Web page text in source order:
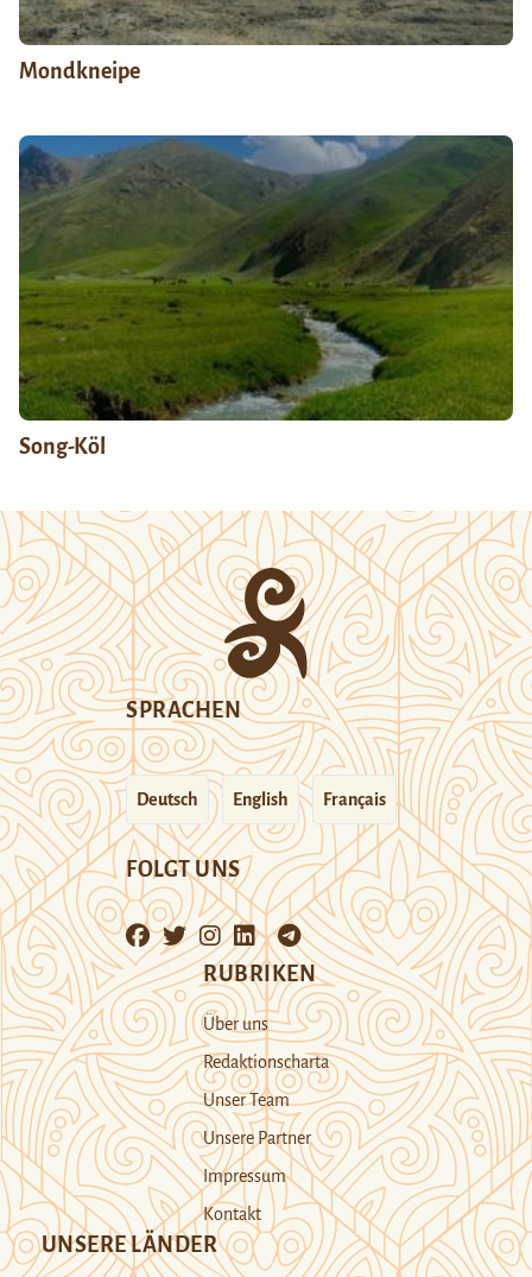
Mondkneipe
Song-Köl
SPRACHEN
Deutsch English Français
FOLGT UNS
RUBRIKEN
Über uns
Redaktionscharta
Unser Team
Unsere Partner
Impressum
Kontakt
UNSERE LÄNDER